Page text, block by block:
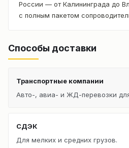
России — от Калининграда до
с полным пакетом
Способы доставки
Транспортные компании
Авто-, авиа- и ЖД-перевозки для
СДЭК
Для мелких и средних грузов.